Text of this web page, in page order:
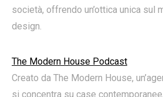
società, offrendo un’ottica unica sul
design.
The Modern House Podcast
Creato da The Modern House,
si concentra su case